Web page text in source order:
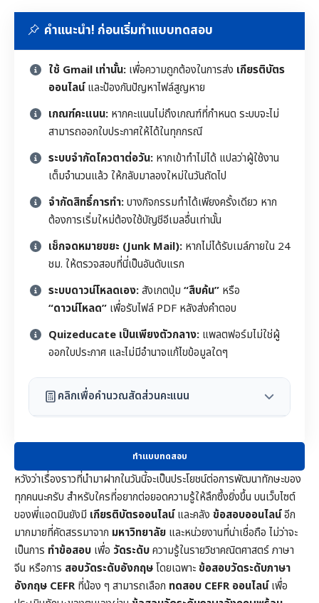
คำแนะนำ! ก่อนเริ่มทำแบบทดสอบ
ใช้ Gmail เท่านั้น: เพื่อความถูกต้องในการส่ง เกียรติบัตร
ออนไลน์และป้องกันปัญหาไฟล์สูญหาย
เกณฑ์คะแนน: หากคะแนนไม่ถึงเกณฑ์ที่กำหนด ระบบจะไม่
สามารถออกใบประกาศให้ได้ในทุกกรณี
ระบบจำกัดโควตาต่อวัน: หากเข้าทำไม่ได้ แปลว่าผู้ใช้งาน
เต็มจำนวนแล้ว ให้กลับมาลองใหม่ในวันถัดไป
จำกัดสิทธิ์การทำ:บางกิจกรรมทำได้เพียงครั้งเดียว หาก
ต้องการเริ่มใหม่ต้องใช้บัญชีอีเมลอื่นเท่านั้น
เช็กจดหมายขยะ (Junk Mail): หากไม่ได้รับเมล์ภายใน 24
ชม. ให้ตรวจสอบที่นี่เป็นอันดับแรก
ระบบดาวน์โหลดเอง:สังเกตปุ่ม “สืบค้น” หรือ
“ดาวน์โหลด” เพื่อรับไฟล์ PDF หลังส่งคำตอบ
Quizeducate เป็นเพียงตัวกลาง: แพลตฟอร์มไม่ใช่ผู้
ออกใบประกาศ และไม่มีอำนาจแก้ไขข้อมูลใดๆ
คลิกเพื่อคำนวณสัดส่วนคะแนน
ทำแบบทดสอบ
หวังว่าเรื่องราวที่นำมาฝากในวันนี้จะเป็นประโยชน์ต่อการพัฒนาทักษะของ
ทุกคนนะครับ สำหรับใครที่อยากต่อยอดความรู้ให้ลึกซึ้งยิ่งขึ้น บนเว็บไซต์
ของพี่แอดมินยังมี เกียรติบัตรออนไลน์และคลัง ข้อสอบออนไลน์อีก
มากมายที่คัดสรรมาจาก มหาวิทยาลัย และหน่วยงานที่น่าเชื่อถือ ไม่ว่าจะ
เป็นการ ทำข้อสอบ เพื่อ วัดระดับความรู้ในรายวิชาคณิตศาสตร์ภาษา
จีน หรือการ สอบวัดระดับอังกฤษโดยเฉพาะข้อสอบวัดระดับภาษา
อังกฤษ CEFRที่น้อง ๆ สามารถเลือก ทดสอบ CEFR ออนไลน์เพื่อ